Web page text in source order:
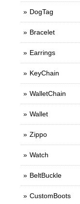
DogTag
Bracelet
Earrings
KeyChain
WalletChain
Wallet
Zippo
Watch
BeltBuckle
CustomBoots